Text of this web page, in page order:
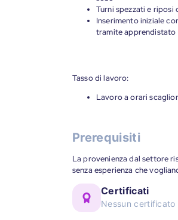
Turni spezzati e
Inserimento iniziale
tramite apprendistato
Tasso di lavoro:
Lavoro a orari
Prerequisiti
La provenienza dal settore
senza esperienza che
Certificati
Nessun certificato